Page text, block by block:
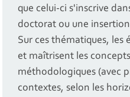
que celui-ci s'inscrive
doctorat ou une
Sur ces thématiques, les
et maîtrisent les
méthodologiques (avec
contextes, selon les